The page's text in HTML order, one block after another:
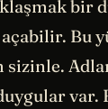
bir
açabilir.
var.